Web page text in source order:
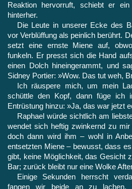
Reaktion hervorruft, schiebt er
hinterher.
Die Leute in unserer Ecke des
vor Verblüffung als peinlich berührt.
setzt eine ernste Miene auf,
funkeln. Er presst sich die Hand
einen Dolch hineingerammt, und
Sidney Portier: »Wow. Das tut weh,
Ich räuspere mich, um mein
schüttle den Kopf, dann füge ich
Entrüstung hinzu: »Ja, das war jetzt
Raphael würde sichtlich am
wendet sich heftig zwinkernd zu
doch dann wird ihm – wohl in
entsetzten Miene – bewusst, dass
gibt, keine Möglichkeit, das Gesicht
Bar; zurück bleibt nur eine Wolke
Einige Sekunden herrscht
fangen wir beide an zu lachen.